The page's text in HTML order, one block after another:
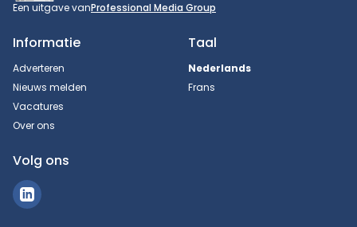
Een uitgave vanProfessional Media Group
Informatie
Adverteren
Nieuws melden
Vacatures
Over ons
Taal
Nederlands
Frans
Volg ons